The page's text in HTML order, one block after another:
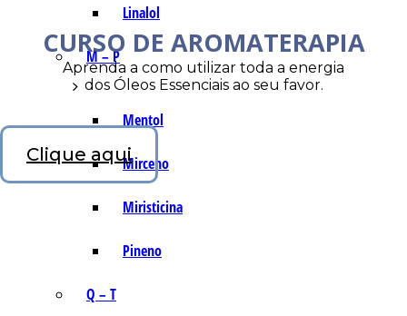
Linalol
M – P
Mentol
Mirceno
Miristicina
Pineno
Q – T
CURSO DE AROMATERAPIA
Aprenda a como utilizar toda a energia
dos Óleos Essenciais ao seu favor.
Clique aqui